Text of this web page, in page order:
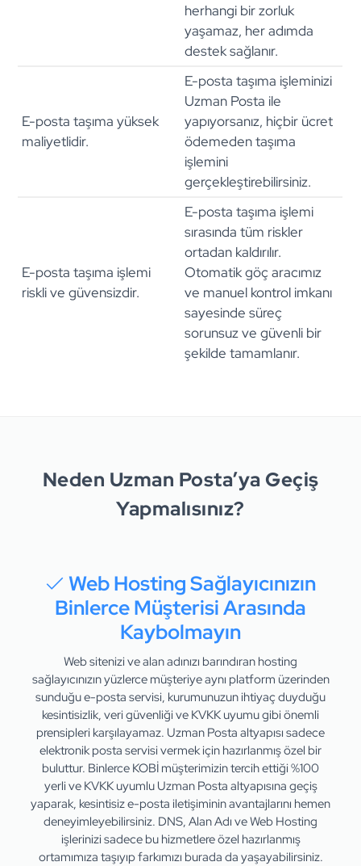
herhangi bir zorluk
yaşamaz, her adımda
destek sağlanır.
E-posta taşıma yüksek
maliyetlidir.
E-posta taşıma işleminizi
Uzman Posta ile
yapıyorsanız, hiçbir ücret
ödemeden taşıma
işlemini
gerçekleştirebilirsiniz.
E-posta taşıma işlemi
riskli ve güvensizdir.
E-posta taşıma işlemi
sırasında tüm riskler
ortadan kaldırılır.
Otomatik göç aracımız
ve manuel kontrol imkanı
sayesinde süreç
sorunsuz ve güvenli bir
şekilde tamamlanır.
Neden Uzman Posta’ya Geçiş
Yapmalısınız?
Web Hosting Sağlayıcınızın
Binlerce Müşterisi Arasında
Kaybolmayın
Web sitenizi ve alan adınızı barındıran hosting
sağlayıcınızın yüzlerce müşteriye aynı platform üzerinden
sunduğu e-posta servisi, kurumunuzun ihtiyaç duyduğu
kesintisizlik, veri güvenliği ve KVKK uyumu gibi önemli
prensipleri karşılayamaz. Uzman Posta altyapısı sadece
elektronik posta servisi vermek için hazırlanmış özel bir
buluttur. Binlerce KOBİ müşterimizin tercih ettiği %100
yerli ve KVKK uyumlu Uzman Posta altyapısına geçiş
yaparak, kesintisiz e-posta iletişiminin avantajlarını hemen
deneyimleyebilirsiniz. DNS, Alan Adı ve Web Hosting
işlerinizi sadece bu hizmetlere özel hazırlanmış
ortamımıza taşıyıp farkımızı burada da yaşayabilirsiniz.